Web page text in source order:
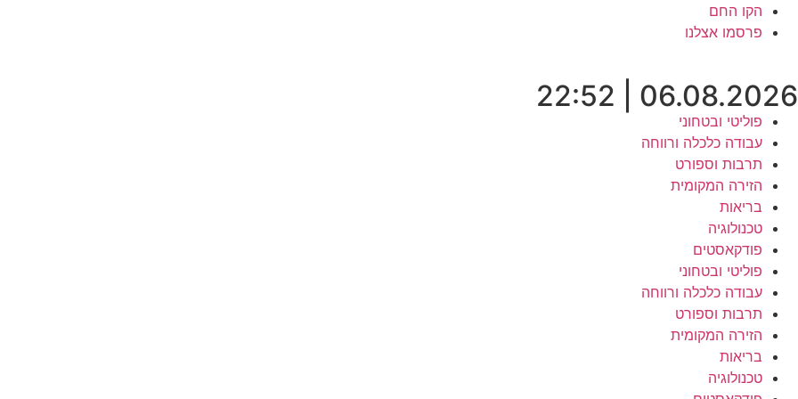
לתוכן
הקו החם
פרסמו אצלנו
06.08.2026 | 22:52
פוליטי ובטחוני
עבודה כלכלה ורווחה
תרבות וספורט
הזירה המקומית
בריאות
טכנולוגיה
פודקאסטים
פוליטי ובטחוני
עבודה כלכלה ורווחה
תרבות וספורט
הזירה המקומית
בריאות
טכנולוגיה